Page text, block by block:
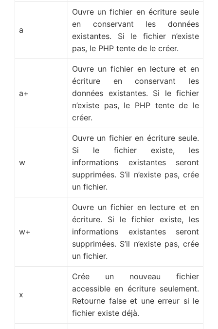
a
Ouvre un fichier en écriture seule
en conservant les données
existantes. Si le fichier n’existe
pas, le PHP tente de le créer.
a+
Ouvre un fichier en lecture et en
écriture en conservant les
données existantes. Si le fichier
n’existe pas, le PHP tente de le
créer.
w
Ouvre un fichier en écriture seule.
Si le fichier existe, les
informations existantes seront
supprimées. S’il n’existe pas, crée
un fichier.
w+
Ouvre un fichier en lecture et en
écriture. Si le fichier existe, les
informations existantes seront
supprimées. S’il n’existe pas, crée
un fichier.
x
Crée un nouveau fichier
accessible en écriture seulement.
Retourne false et une erreur si le
fichier existe déjà.